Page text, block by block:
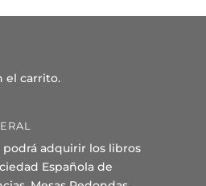
el carrito.
adquirir los libros
Española de